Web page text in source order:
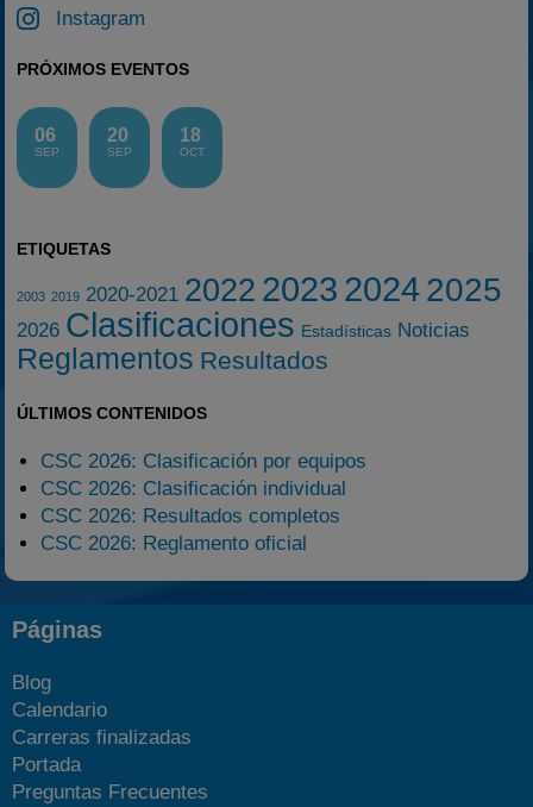
Instagram
PRÓXIMOS EVENTOS
06
SEP
20
SEP
18
OCT
ETIQUETAS
2003 2019 2020-2021 2022 2023 20242025
2026 Clasificaciones Estadísticas Noticias
Reglamentos Resultados
ÚLTIMOS CONTENIDOS
CSC 2026: Clasificación por equipos
CSC 2026: Clasificación individual
CSC 2026: Resultados completos
CSC 2026: Reglamento oficial
Páginas
Blog
Calendario
Carreras finalizadas
Portada
Preguntas Frecuentes